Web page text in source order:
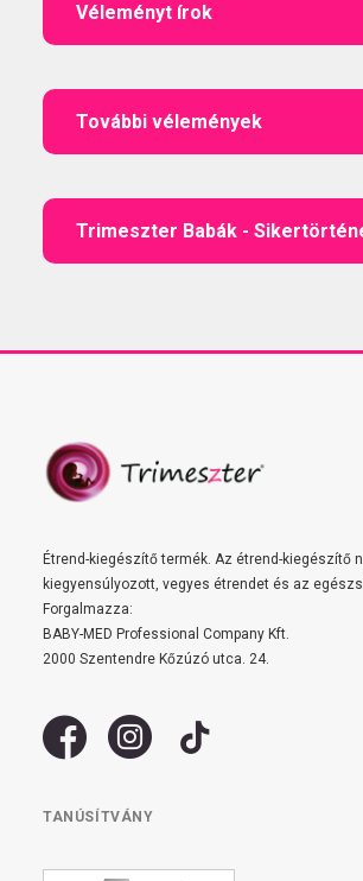
Véleményt írok
További vélemények
Trimeszter Babák -
Étrend-kiegészítő termék. Az étrend-kiegészítő
kiegyensúlyozott, vegyes étrendet és az
Forgalmazza:
BABY-MED Professional Company Kft.
2000 Szentendre Kőzúzó utca. 24.
TANÚSÍTVÁNY